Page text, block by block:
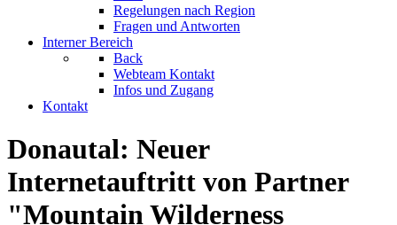
Regelungen nach Region
Fragen und Antworten
Interner Bereich
Back
Webteam Kontakt
Infos und Zugang
Kontakt
Donautal: Neuer
Internetauftritt von Partner
"Mountain Wilderness